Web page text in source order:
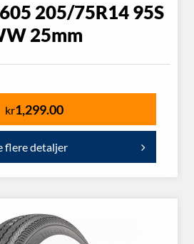
205/75R14 95S
25mm
kr1,299.00
flere detaljer